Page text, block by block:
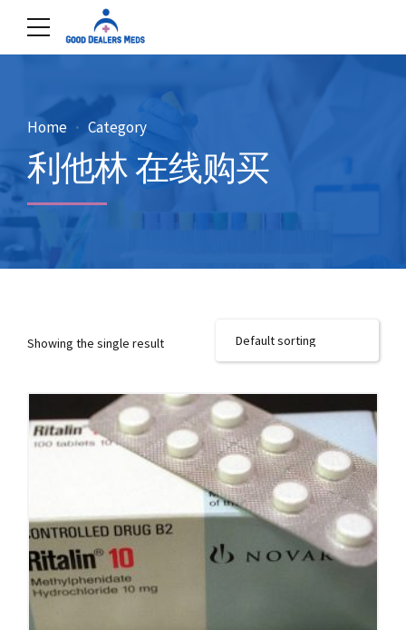
Home Category
利他林 在线购买
Showing the single result